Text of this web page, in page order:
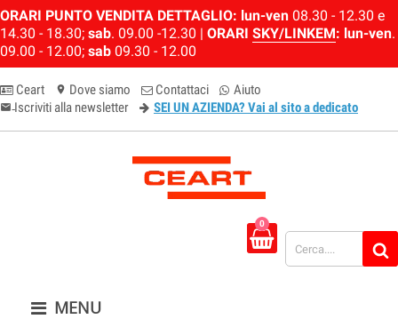
ORARI PUNTO VENDITA DETTAGLIO: lun-ven 08.30 - 12.30 e
14.30 - 18.30; sab. 09.00 -12.30 | ORARI SKY/LINKEM: lun-ven.
09.00 - 12.00; sab 09.30 - 12.00
Ceart location_on Dove siamo Contattaci Aiuto
email-newsletter
Iscriviti alla newsletter SEI UN AZIENDA? Vai al sito a dedicato
0
MENU